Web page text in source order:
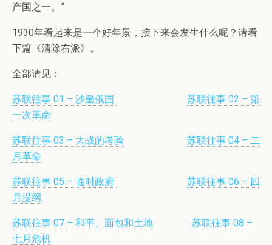
产国之一。”
1930年看起来是一个好年景，接下来会发生什么呢？请看
下篇《清除右派》。
全部请见：
苏联往事 01 – 沙皇俄国
苏联往事 02 – 第
一次革命
苏联往事 03 – 大战的考验
苏联往事 04 – 二
月革命
苏联往事 05 – 临时政府
苏联往事 06 – 四
月提纲
苏联往事 07 – 和平、面包和土地
苏联往事 08 –
七月危机